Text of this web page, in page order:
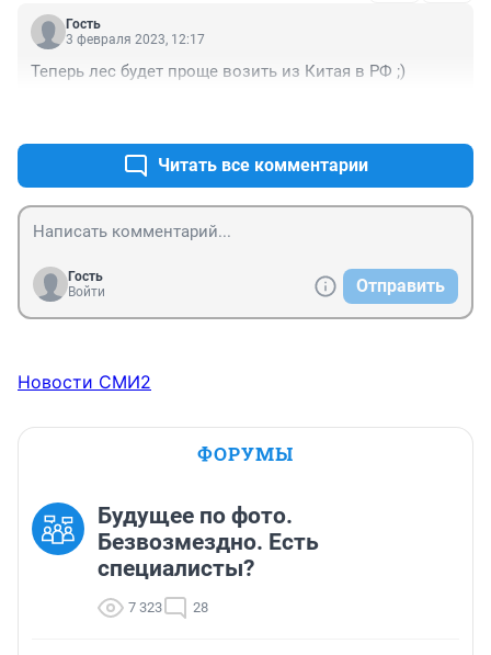
Гость
3 февраля 2023, 12:17
Теперь лес будет проще возить из Китая в РФ ;)
Читать все комментарии
Гость
Войти
Отправить
Новости СМИ2
ФОРУМЫ
Будущее по фото.
Безвозмездно. Есть
специалисты?
7 323 28